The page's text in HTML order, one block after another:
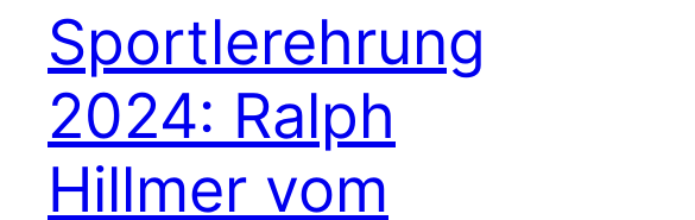
Sportlerehrung
2024: Ralph
Hillmer vom